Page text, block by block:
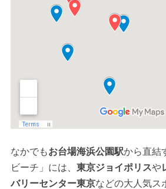
なかでもお台場海浜公園駅から直結
ビーチ」には、 東京ジョイポリスや
バリーセンター東京などの大人気ス